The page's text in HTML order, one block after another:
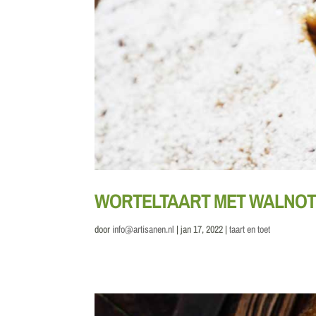
WORTELTAART MET
door info@artisanen.nl |jan 17, 2022 |taart en toet